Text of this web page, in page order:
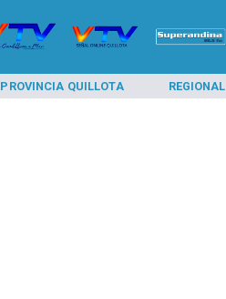
PROVINCIA QUILLOTA REGIONAL